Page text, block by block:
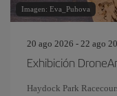
Imagen: Eva_Puhova
20 ago 2026 - 22 ago
Exhibición
Haydock Park